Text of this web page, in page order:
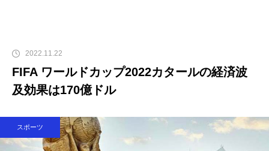
2022.11.22
FIFA ワールドカップ2022カタールの経済波
及効果は170億ドル
スポーツ